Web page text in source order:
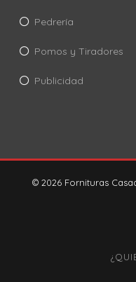
Pedrería
Pomos y Tiradores
Publicidad
© 2026 Fornituras